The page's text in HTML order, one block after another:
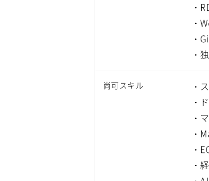
・
・
・
尚可スキル
・
・
・
・
・
・